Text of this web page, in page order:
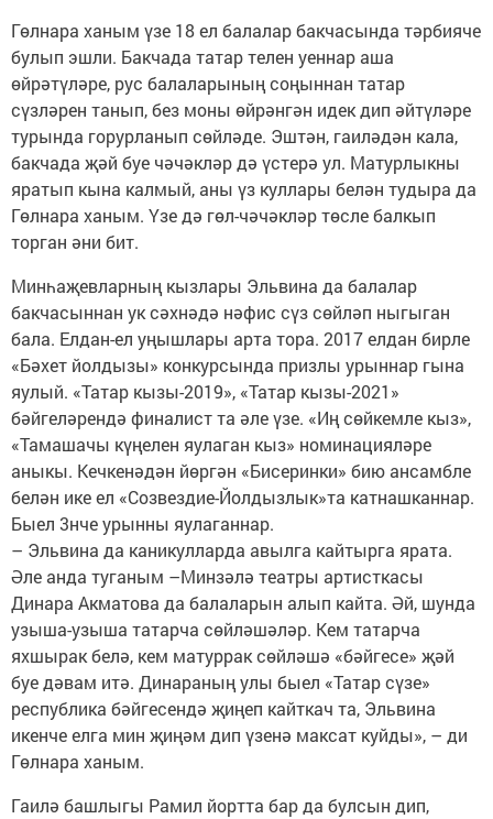
Гөлнара ханым үзе 18 ел балалар бакчасында тәрбияче
булып эшли. Бакчада татар телен уеннар аша
өйрәтүләре, рус балаларының соңыннан татар
сүзләрен танып, без моны өйрәнгән идек дип әйтүләре
турында горурланып сөйләде. Эштән, гаиләдән кала,
бакчада җәй буе чәчәкләр дә үстерә ул. Матурлыкны
яратып кына калмый, аны үз куллары белән тудыра да
Гөлнара ханым. Үзе дә гөл-чәчәкләр төсле балкып
торган әни бит.
Минһаҗевларның кызлары Эльвина да балалар
бакчасыннан ук сәхнәдә нәфис сүз сөйләп ныгыган
бала. Елдан-ел уңышлары арта тора. 2017 елдан бирле
«Бәхет йолдызы» конкурсында призлы урыннар гына
яулый. «Татар кызы-2019», «Татар кызы-2021»
бәйгеләрендә финалист та әле үзе. «Иң сөйкемле кыз»,
«Тамашачы күңелен яулаган кыз» номинацияләре
аныкы. Кечкенәдән йөргән «Бисеринки» бию ансамбле
белән ике ел «Созвездие-Йолдызлык»та катнашканнар.
Быел 3нче урынны яулаганнар.
– Эльвина да каникулларда авылга кайтырга ярата.
Әле анда туганым –Минзәлә театры артисткасы
Динара Акматова да балаларын алып кайта. Әй, шунда
узыша-узыша татарча сөйләшәләр. Кем татарча
яхшырак белә, кем матуррак сөйләшә «бәйгесе» җәй
буе дәвам итә. Динараның улы быел «Татар сүзе»
республика бәйгесендә җиңеп кайткач та, Эльвина
икенче елга мин җиңәм дип үзенә максат куйды», – ди
Гөлнара ханым.
Гаилә башлыгы Рамил йортта бар да булсын дип,